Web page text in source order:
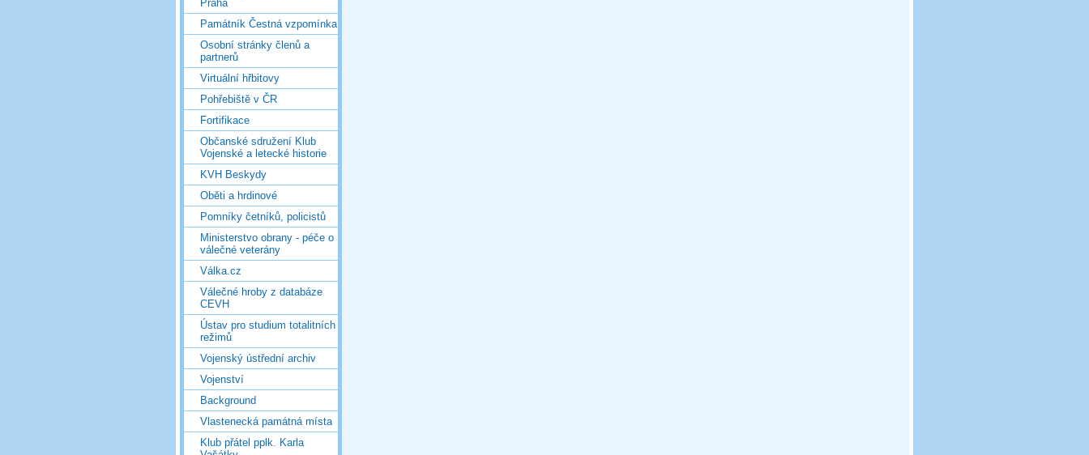
Praha
Památník Čestná vzpomínka
Osobní stránky členů a
partnerů
Virtuální hřbitovy
Pohřebiště v ČR
Fortifikace
Občanské sdružení Klub
Vojenské a letecké historie
KVH Beskydy
Oběti a hrdinové
Pomníky četníků, policistů
Ministerstvo obrany - péče o
válečné veterány
Válka.cz
Válečné hroby z databáze
CEVH
Ústav pro studium totalitních
režimů
Vojenský ústřední archiv
Vojenství
Background
Vlastenecká památná místa
Klub přátel pplk. Karla